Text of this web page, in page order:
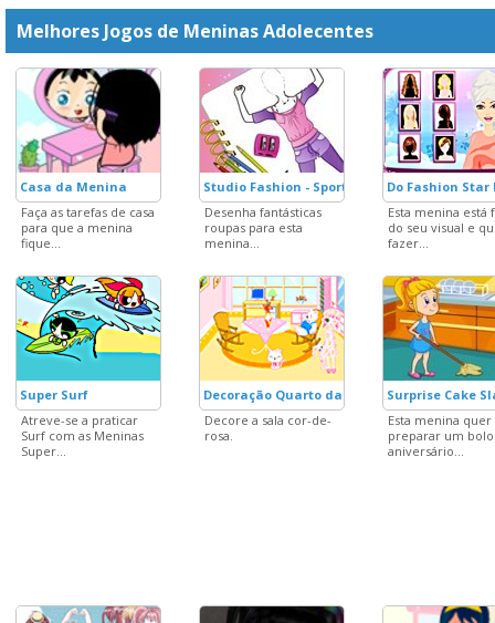
Melhores Jogos de Meninas Adolecentes
Casa da Menina
Faça as tarefas de casa
para que a menina
fique...
Studio Fashion - Sport Outfit
Desenha fantásticas
roupas para esta
menina...
Do Fashion Star
Esta menina está
do seu visual e
fazer...
Super Surf
Atreve-se a praticar
Surf com as Meninas
Super...
Decoração Quarto das Bonecas
Decore a sala cor-de-
rosa.
Surprise Cake
Esta menina quer
preparar um
aniversário...